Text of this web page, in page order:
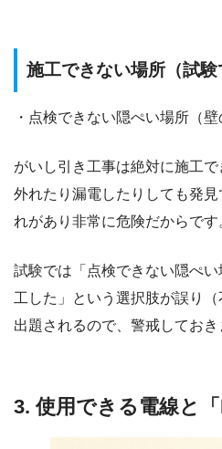
施工できない場所（試験
・点検できない隠ぺい場所（壁
がいし引き工事は絶対に施工
外れたり漏電したりしても発
れがあり非常に危険だからです
試験では「点検できない隠ぺ
工した」という選択肢が誤り
出題されるので、警戒しておき
3. 使用できる電線と